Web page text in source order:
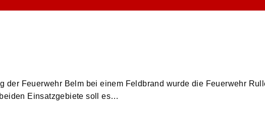
der Feuerwehr Belm bei einem Feldbrand wurde die Feuerwehr
Einsatzgebiete soll es…